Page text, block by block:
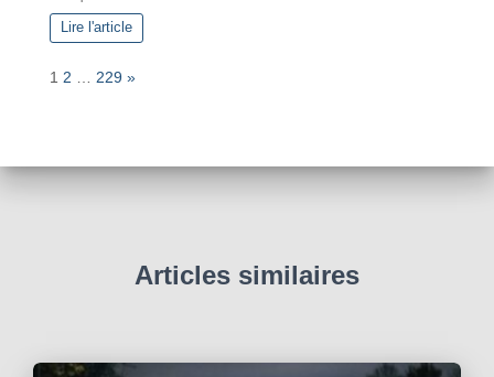
Lire l'article
P
:
1 2 229 N
»
Articles similaires